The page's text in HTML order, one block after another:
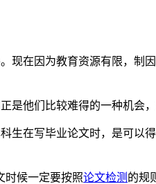
现在因为教育资源有限，制
他们比较难得的一种机会
在写毕业论文时，是可以
时候一定要按照论文检测 的规